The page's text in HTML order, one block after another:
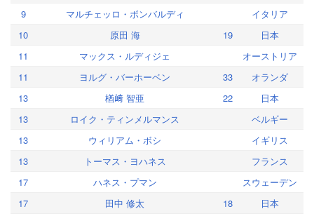
9
マルチェッロ・ボンバルディ
イタリア
10
原田 海 19
日本
11
マックス・ルディジェ
オーストリア
11
ヨルグ・バーホーベン 33
オランダ
13
楢﨑 智亜 22
日本
13
ロイク・ティンメルマンス
ベルギー
13
ウィリアム・ボシ
イギリス
13
トーマス・ヨハネス
フランス
17
ハネス・プマン
スウェーデン
17
田中 修太 18
日本